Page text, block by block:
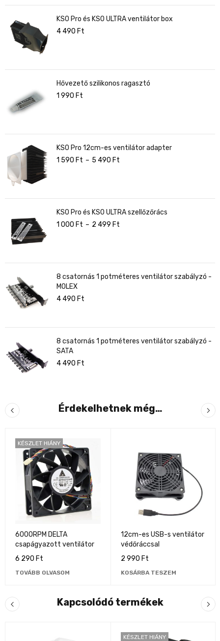
KS0 Pro és KS0 ULTRA ventilátor box
4 490 Ft
Hővezető szilikonos ragasztó
1 990 Ft
KS0 Pro 12cm-es ventilátor adapter
1 590 Ft – 5 490 Ft
KS0 Pro és KS0 ULTRA szellőzőrács
1 000 Ft – 2 499 Ft
8 csatornás 1 potméteres ventilátor szabályzó -
MOLEX
4 490 Ft
8 csatornás 1 potméteres ventilátor szabályzó -
SATA
4 490 Ft
Érdekelhetnek még…
KÉSZLET HIÁNY
6000RPM DELTA
csapágyazott ventilátor
6 290 Ft
TOVÁBB OLVASOM
12cm-es USB-s ventilátor
védőráccsal
2 990 Ft
KOSÁRBA TESZEM
Kapcsolódó termékek
KÉSZLET HIÁNY